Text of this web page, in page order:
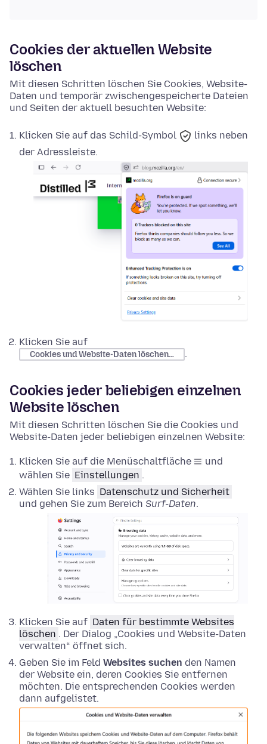
Cookies der aktuellen Website
löschen
Mit diesen Schritten löschen Sie Cookies, Website-
Daten und temporär zwischengespeicherte Dateien
und Seiten der aktuell besuchten Website:
Klicken Sie auf das Schild-Symbol
links neben
der Adressleiste.
Klicken Sie auf
Cookies und Website-Daten löschen… .
Cookies jeder beliebigen einzelnen
Website löschen
Mit diesen Schritten löschen Sie die Cookies und
Website-Daten jeder beliebigen einzelnen Website:
Klicken Sie auf die Menüschaltfläche
und
wählen Sie Einstellungen .
Wählen Sie links Datenschutz und Sicherheit
und gehen Sie zum Bereich Surf-Daten.
Klicken Sie auf Daten für bestimmte Websites
löschen . Der Dialog „Cookies und Website-Daten
verwalten“ öffnet sich.
Geben Sie im Feld Websites suchen den Namen
der Website ein, deren Cookies Sie entfernen
möchten. Die entsprechenden Cookies werden
dann aufgelistet.